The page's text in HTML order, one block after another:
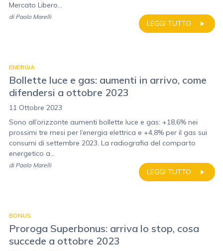
Mercato Libero...
LEGGI TUTTO
di Paolo Marelli
ENERGIA
Bollette luce e gas: aumenti in arrivo, come
difendersi a ottobre 2023
11 Ottobre 2023
Sono all’orizzonte aumenti bollette luce e gas: +18,6% nei
prossimi tre mesi per l’energia elettrica e +4,8% per il gas sui
consumi di settembre 2023. La radiografia del comparto
energetico a...
LEGGI TUTTO
di Paolo Marelli
BONUS
Proroga Superbonus: arriva lo stop, cosa
succede a ottobre 2023